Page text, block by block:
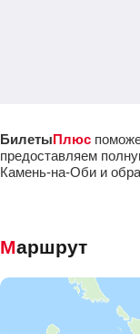
БилетыПлюс
предоставляем
Камень-на-Оби и
Маршрут